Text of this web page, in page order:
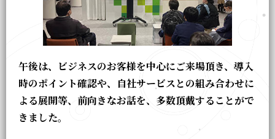
午後は、ビジネスのお客様を中心にご来場頂き、導入
時のポイント確認や、自社サービスとの組み合わせに
よる展開等、前向きなお話を、多数頂戴することがで
きました。